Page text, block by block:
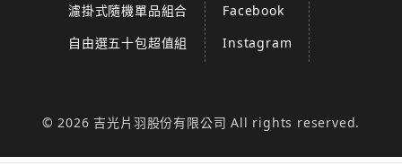
濾掛式隨機單品組合
自由選五十包超值組
Facebook
Instagram
© 2026 吉光片羽股份有限公司 All rights reserved.